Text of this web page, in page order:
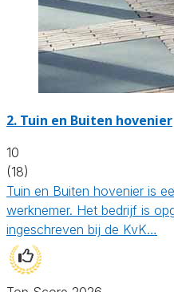
2. Tuin en Buiten hovenier
10
(18)
Tuin en Buiten hovenier is
werknemer. Het bedrijf is
ingeschreven bij de KvK…